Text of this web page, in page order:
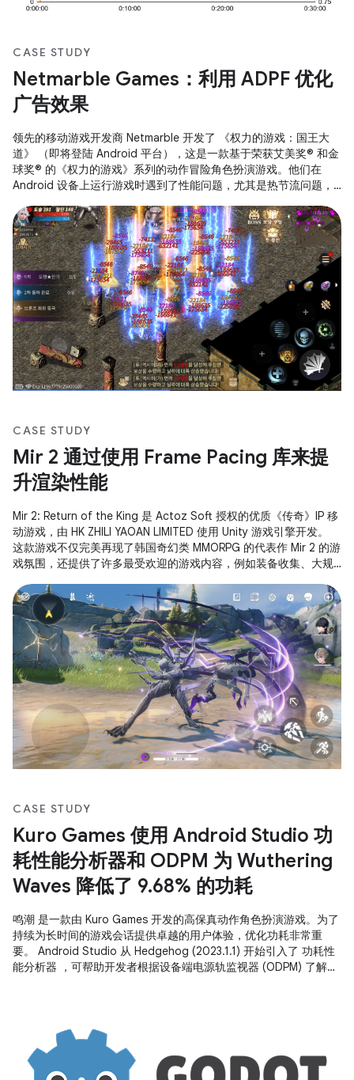
CASE STUDY
Netmarble Games：利用 ADPF 优化
广告效果
领先的移动游戏开发商 Netmarble 开发了 《权力的游戏：国王大
道》 （即将登陆 Android 平台），这是一款基于荣获艾美奖® 和金
球奖® 的《权力的游戏》系列的动作冒险角色扮演游戏。他们在
Android 设备上运行游戏时遇到了性能问题，尤其是热节流问题，
了 Android 自适应性能框架 (ADPF) ，并实施了以分辨率缩放和动
态帧速率调整为重点的优化。 高保真度移动游戏需要大量的 GPU
和 CPU 资源，这通常会导致
CASE STUDY
Mir 2 通过使用 Frame Pacing 库来提
升渲染性能
Mir 2: Return of the King 是 Actoz Soft 授权的优质《传奇》IP 移
动游戏，由 HK ZHILI YAOAN LIMITED 使用 Unity 游戏引擎开发。
这款游戏不仅完美再现了韩国奇幻类 MMORPG 的代表作 Mir 2 的游
戏氛围，还提供了许多最受欢迎的游戏内容，例如装备收集、大规
Pacing 库 (Swappy) 来提高帧速率的稳定性、实现流畅的渲染，并
显著提升了 Android
CASE STUDY
Kuro Games 使用 Android Studio 功
耗性能分析器和 ODPM 为 Wuthering
Waves 降低了 9.68% 的功耗
鸣潮 是一款由 Kuro Games 开发的高保真动作角色扮演游戏。为了
持续为长时间的游戏会话提供卓越的用户体验，优化功耗非常重
要。 Android Studio 从 Hedgehog (2023.1.1) 开始引入了 功耗性
能分析器 ，可帮助开发者根据设备端电源轨监视器 (ODPM) 了解功